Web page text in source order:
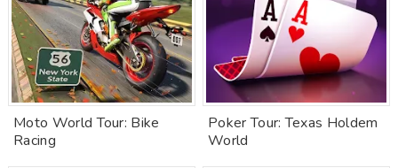
Moto World Tour: Bike
Racing
Poker Tour: Texas Holdem
World